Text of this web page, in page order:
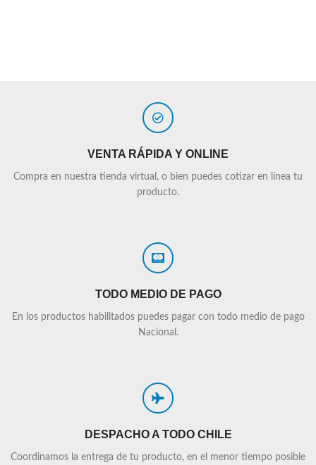
VENTA RÁPIDA Y ONLINE
Compra en nuestra tienda virtual, o bien puedes cotizar en línea tu
producto.
TODO MEDIO DE PAGO
En los productos habilitados puedes pagar con todo medio de pago
Nacional.
DESPACHO A TODO CHILE
Coordinamos la entrega de tu producto, en el menor tiempo posible